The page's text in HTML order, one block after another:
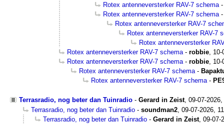
Rotex antenneversterker RAV-7 schema
Rotex antenneversterker RAV-7 schema
Rotex antenneversterker RAV-7
Rotex antenneversterker RAV-7
Rotex antenneversterker
Rotex antenneversterker RAV-7 schema - robbie 10-
Rotex antenneversterker RAV-7 schema - robbie 10-
Rotex antenneversterker RAV-7 schema -
Rotex antenneversterker RAV-7 schema -
Terrasradio, nog beter dan Tuinradio - Gerard in Zeist, 09-07-
Terrasradio, nog beter dan Tuinradio - soundman2 09-07-2026,
Terrasradio, nog beter dan Tuinradio - Gerard in Zeist, 09-07-